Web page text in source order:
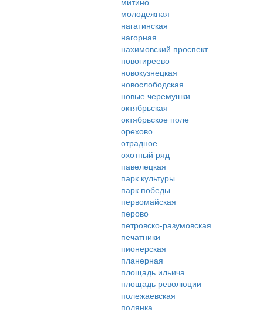
молодежная
нагатинская
нагорная
нахимовский проспект
новогиреево
новокузнецкая
новослободская
новые черемушки
октябрьская
октябрьское поле
орехово
отрадное
охотный ряд
павелецкая
парк культуры
парк победы
первомайская
перово
петровско-разумовская
печатники
пионерская
планерная
площадь ильича
площадь революции
полежаевская
полянка